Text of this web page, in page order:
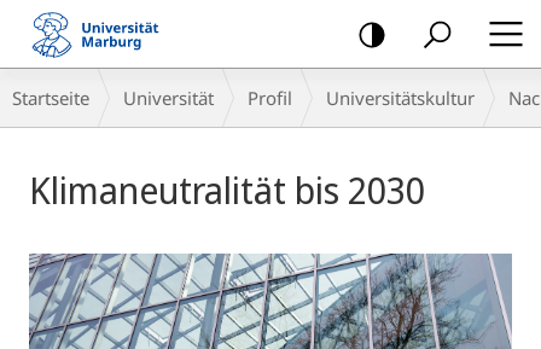
Mobile-
Navigation
Breadcrumb-
Navigation
Startseite Universität Profil Universitäts­kultur
Klimaneutralität bis 2030